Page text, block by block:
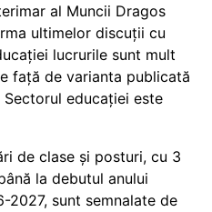
al Muncii Dragos
ultimelor discuții cu
lucrurile sunt mult
față de varianta publicată
Sectorul educației este
de clase și posturi, cu 3
la debutul anului
2027, sunt semnalate de